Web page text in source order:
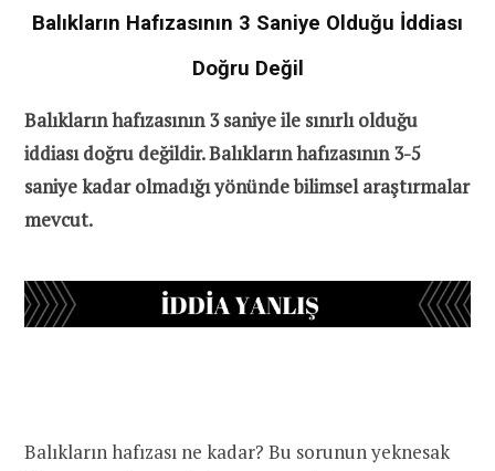
Balıkların Hafızasının 3 Saniye Olduğu İddiası
Doğru Değil
Balıkların hafızasının 3 saniye ile sınırlı olduğu
iddiası doğru değildir. Balıkların hafızasının 3-5
saniye kadar olmadığı yönünde bilimsel araştırmalar
mevcut.
Balıkların hafızası ne kadar? Bu sorunun yeknesak